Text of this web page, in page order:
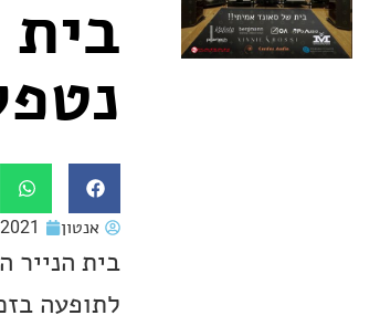
אנטון
בית
לתופעה